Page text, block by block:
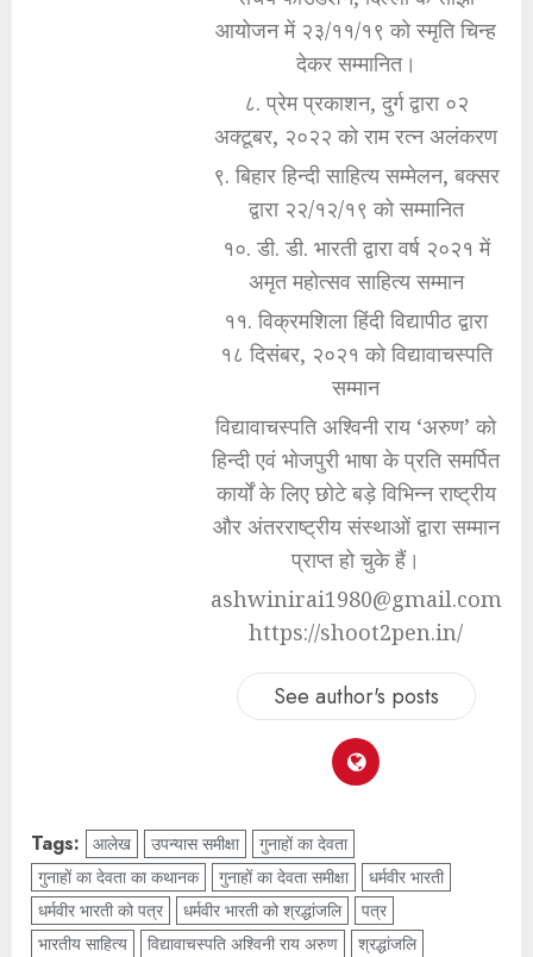
आयोजन में २३/११/१९ को स्मृति चिन्ह
देकर सम्मानित।
८. प्रेम प्रकाशन, दुर्ग द्वारा ०२
अक्टूबर, २०२२ को राम रत्न अलंकरण
९. बिहार हिन्दी साहित्य सम्मेलन, बक्सर
द्वारा २२/१२/१९ को सम्मानित
१०. डी. डी. भारती द्वारा वर्ष २०२१ में
अमृत महोत्सव साहित्य सम्मान
११. विक्रमशिला हिंदी विद्यापीठ द्वारा
१८ दिसंबर, २०२१ को विद्यावाचस्पति
सम्मान
विद्यावाचस्पति अश्विनी राय ‘अरुण’ को
हिन्दी एवं भोजपुरी भाषा के प्रति समर्पित
कार्यों के लिए छोटे बड़े विभिन्न राष्ट्रीय
और अंतरराष्ट्रीय संस्थाओं द्वारा सम्मान
प्राप्त हो चुके हैं।
ashwinirai1980@gmail.com
https://shoot2pen.in/
See author's posts
Tags: आलेख उपन्यास समीक्षा
गुनाहों का देवता
गुनाहों का देवता का कथानक
गुनाहों का देवता समीक्षा
धर्मवीर भारती
धर्मवीर भारती को पत्र
धर्मवीर भारती को श्रद्धांजलि
पत्र
भारतीय साहित्य
विद्यावाचस्पति अश्विनी राय अरुण
श्रद्धांजलि